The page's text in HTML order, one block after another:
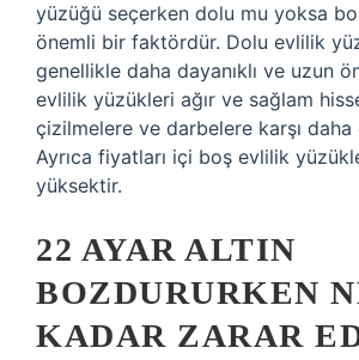
yüzüğü seçerken dolu mu yoksa
önemli bir faktördür. Dolu evlilik
genellikle daha dayanıklı ve uzun
evlilik yüzükleri ağır ve sağlam
çizilmelere ve darbelere karşı daha
Ayrıca fiyatları içi boş evlilik
yüksektir.
22 AYAR ALTIN
BOZDURURKEN
KADAR ZARAR